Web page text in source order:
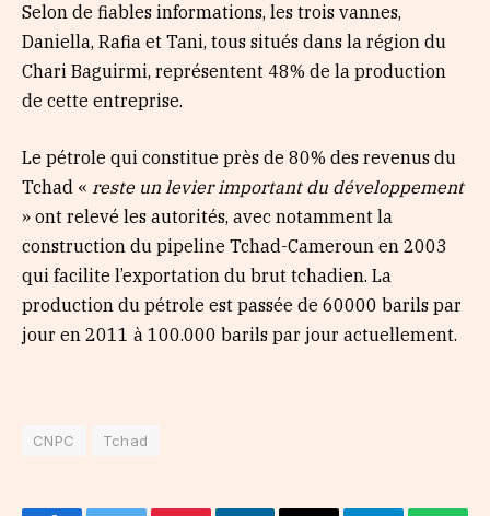
Selon de fiables informations, les trois vannes,
Daniella, Rafia et Tani, tous situés dans la région du
Chari Baguirmi, représentent 48% de la production
de cette entreprise.
Le pétrole qui constitue près de 80% des revenus du
Tchad « reste un levier important du développement
» ont relevé les autorités, avec notamment la
construction du pipeline Tchad-Cameroun en 2003
qui facilite l’exportation du brut tchadien. La
production du pétrole est passée de 60000 barils par
jour en 2011 à 100.000 barils par jour actuellement.
CNPC Tchad